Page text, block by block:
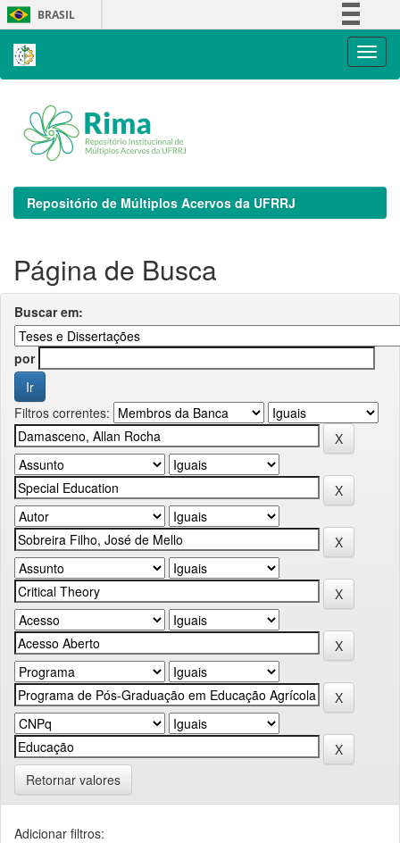
Skip
navigation
BRASIL
Repositório de Múltiplos Acervos da UFRRJ
Página de Busca
Buscar em:
por
Filtros correntes:
Retornar valores
Adicionar filtros: